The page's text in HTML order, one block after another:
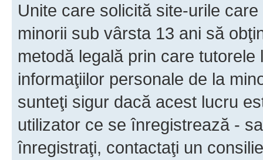
Unite care solicită site-urile
minorii sub vârsta 13 ani să
metodă legală prin care
informaţiilor personale de la
sunteţi sigur dacă acest lucru
utilizator ce se înregistrează -
înregistraţi, contactaţi un